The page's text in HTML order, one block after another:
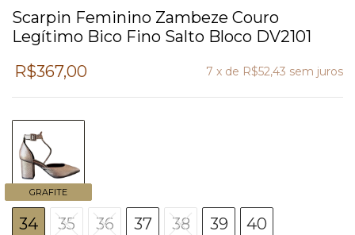
Scarpin Feminino Zambeze Couro
Legítimo Bico Fino Salto Bloco DV2101
R$367,00
7 x de R$52,43 sem juros
GRAFITE
34 35 36 37 38 39 40